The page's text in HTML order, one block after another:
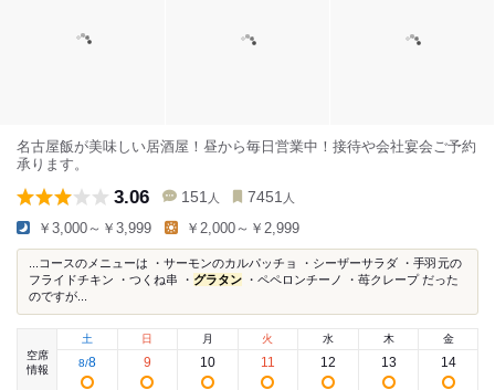
名古屋飯が美味しい居酒屋！昼から毎日営業中！接待や会社宴会ご予約
承ります。
3.06 151 人 7451 人
￥3,000～￥3,999 ￥2,000～￥2,999
...コースのメニューは ・サーモンのカルパッチョ ・シーザーサラダ ・手羽元の
フライドチキン ・つくね串 ・ グラタン ・ペペロンチーノ ・苺クレープ だった
のですが...
空席
情報
土
8/8
日
9
月
10
火
11
水
12
木
13
金
14